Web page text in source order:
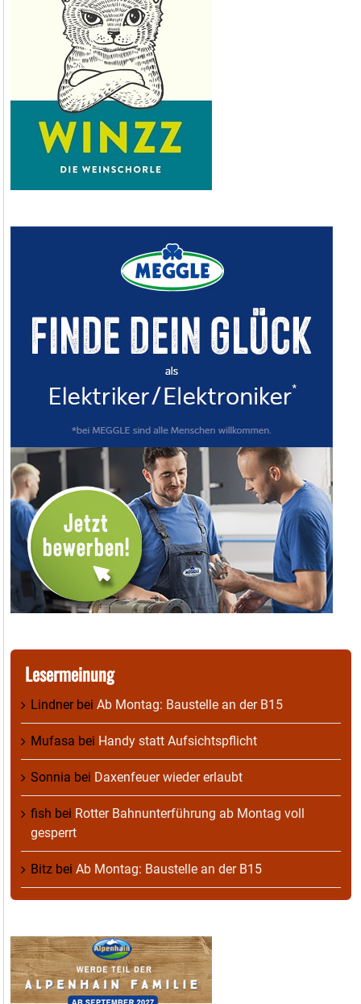
Lesermeinung
Lindnerbei Ab Montag: Baustelle an der B15
Mufasa bei Handy statt Aufsichtspflicht
Sonnia bei Daxenfeuer wieder erlaubt
fish bei Rotter Bahnunterführung ab Montag voll
gesperrt
Bitz bei Ab Montag: Baustelle an der B15